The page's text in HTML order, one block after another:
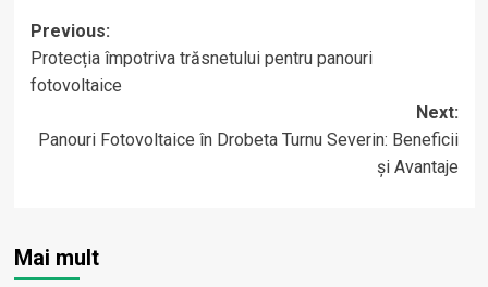
Post
navigation
Previous:
Protecția împotriva trăsnetului pentru panouri
fotovoltaice
Next:
Panouri Fotovoltaice în Drobeta Turnu Severin: Beneficii
și Avantaje
Mai mult